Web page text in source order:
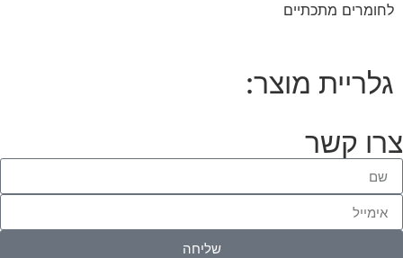
לחומרים מתכתיים
גלריית מוצר:
צרו קשר
שליחה